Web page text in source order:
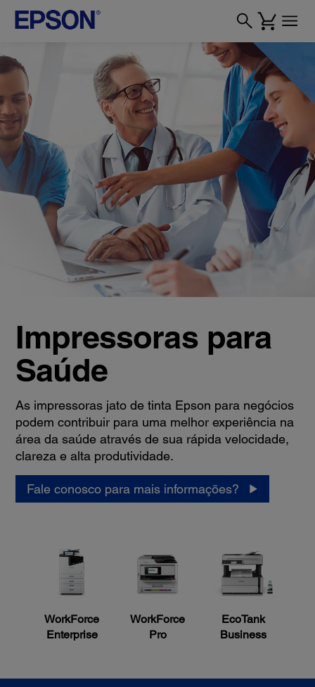
Impressoras para
Saúde
As impressoras jato de tinta Epson para negócios
podem contribuir para uma melhor experiência na
área da saúde através de sua rápida velocidade,
clareza e alta produtividade.
Fale conosco para mais informações?
WorkForce
Enterprise
WorkForce
Pro
EcoTank
Business